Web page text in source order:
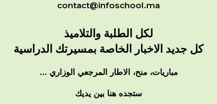
contact@infoschool.ma
لكل الطلبة والتلاميذ
كل جديد الاخبار الخاصة بمسيرتك الدراسية
مباريات، منح، الاطار المرجعي الوزاري ...
ستجده هنا بين يديك